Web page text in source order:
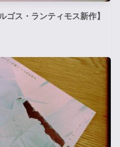
ゴス・ランティモス新作】